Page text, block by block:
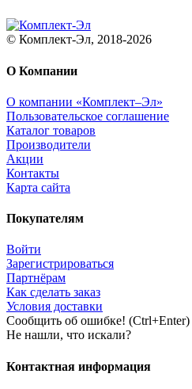
© Комплект-Эл, 2018-2026
О Компании
О компании «Комплект–Эл»
Пользовательское соглашение
Каталог товаров
Производители
Акции
Контакты
Карта сайта
Покупателям
Войти
Зарегистрироваться
Партнёрам
Как сделать заказ
Условия доставки
Сообщить об ошибке! (Ctrl+Enter)
Не нашли, что искали?
Контактная информация